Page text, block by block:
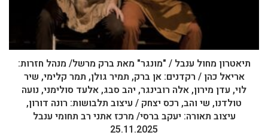
תיאטרון מחול ענבל / "מונגר" מאת ברק מרשל/ מנהל חזרות:
אריאל כהן / רקדנים: אן ברק, תמיר גולן, תמר קלימי, שיר
לוי, עדן מירון, אלה רובינגר, יהב סבג, אלעד סולימני, נועה
טולדנו, שי והב, רכס יצחק / עיצוב תלבושות: רונה דורון,
עיצוב תאורה: יעקב ברסי/ מרכז אתני רב תחומי ענבל
25.11.2025